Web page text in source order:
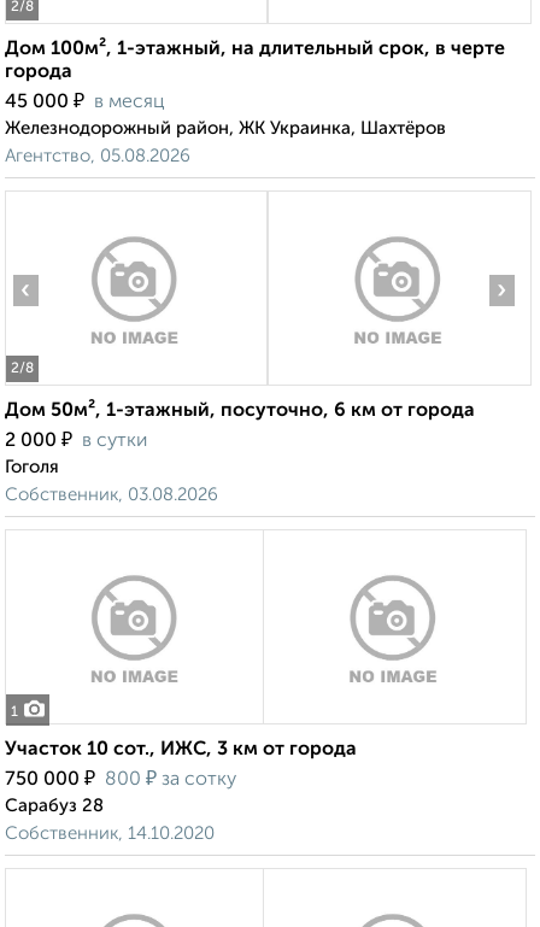
2/8
Дом 100м², 1-этажный, на длительный срок, в черте
города
45 000 ₽ в месяц
Железнодорожный район, ЖК Украинка, Шахтёров
Агентство, 05.08.2026
2/8
‹ ›
Дом 50м², 1-этажный, посуточно, 6 км от города
2 000 ₽ в сутки
Гоголя
Собственник, 03.08.2026
1
Участок 10 сот., ИЖС, 3 км от города
750 000 ₽ 800 ₽ за сотку
Сарабуз 28
Собственник, 14.10.2020